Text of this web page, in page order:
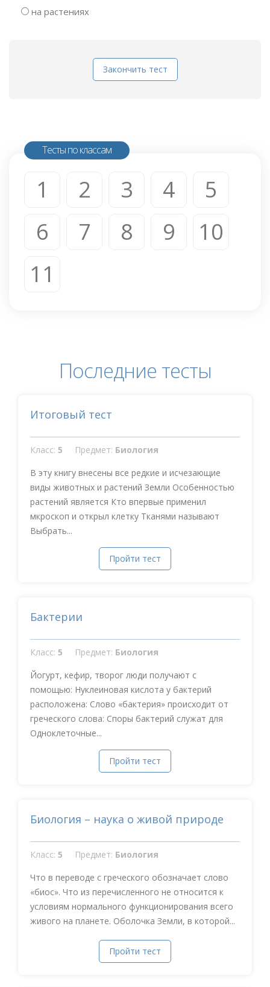
на растениях
Закончить тест
Тесты по классам
1 2 3 4
5
6
7 8 9
10
11
Последние тесты
Итоговый тест
Класс: 5 Предмет: Биология
В эту книгу внесены все редкие и исчезающие
виды животных и растений Земли Особенностью
растений является Кто впервые применил
мкроскоп и открыл клетку Тканями называют
Выбрать...
Пройти тест
Бактерии
Класс: 5 Предмет: Биология
Йогурт, кефир, творог люди получают с
помощью: Нуклеиновая кислота у бактерий
расположена: Слово «бактерия» происходит от
греческого слова: Споры бактерий служат для
Одноклеточные...
Пройти тест
Биология – наука о живой природе
Класс: 5 Предмет: Биология
Что в переводе с греческого обозначает слово
«биос». Что из перечисленного не относится к
условиям нормального функционирования всего
живого на планете. Оболочка Земли, в которой...
Пройти тест